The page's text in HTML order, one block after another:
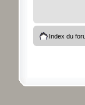
Index du